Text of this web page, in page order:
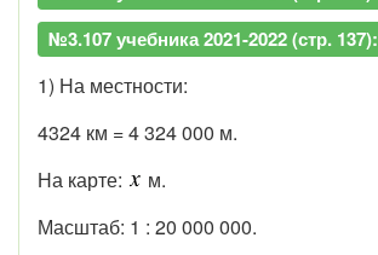
№3.107 учебника 2021-2022 (стр. 137):
1) На местности:
4324 км = 4 324 000 м.
На карте:
м.
Масштаб: 1 : 20 000 000.